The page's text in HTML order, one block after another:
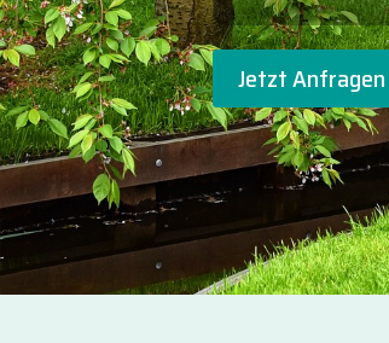
Jetzt Anfragen